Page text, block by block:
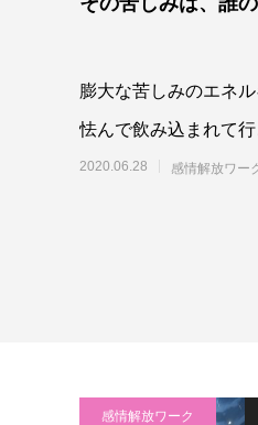
膨大な苦しみのエネ
怯んで飲み込まれて
択ですよね。踏みと
2020.06.28 感情解放ワー
感情解放ワーク